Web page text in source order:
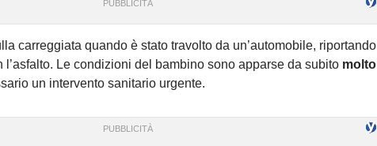
carreggiata quando è stato travolto da un’automobile, riportando
l’asfalto. Le condizioni del bambino sono apparse da subito molto
un intervento sanitario urgente.